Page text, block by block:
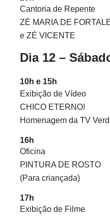
Cantoria de Repente
ZÉ MARIA DE
e ZÉ VICENTE
Dia 12 –
10h e 15h
Exibição de Vídeo
CHICO ETERNO!
Homenagem da TV
16h
Oficina
PINTURA DE ROSTO
(Para criançada)
17h
Exibição de Filme